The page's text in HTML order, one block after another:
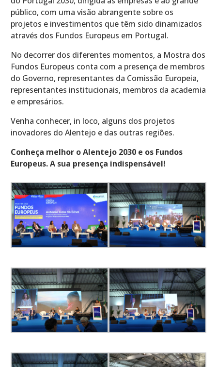
público, com uma visão abrangente sobre os
projetos e investimentos que têm sido dinamizados
através dos Fundos Europeus em Portugal.
No decorrer dos diferentes momentos, a Mostra dos
Fundos Europeus conta com a presença de membros
do Governo, representantes da Comissão Europeia,
representantes institucionais, membros da academia
e empresários.
Venha conhecer, in loco, alguns dos projetos
inovadores do Alentejo e das outras regiões.
Conheça melhor o Alentejo 2030 e os Fundos
Europeus. A sua presença indispensável!